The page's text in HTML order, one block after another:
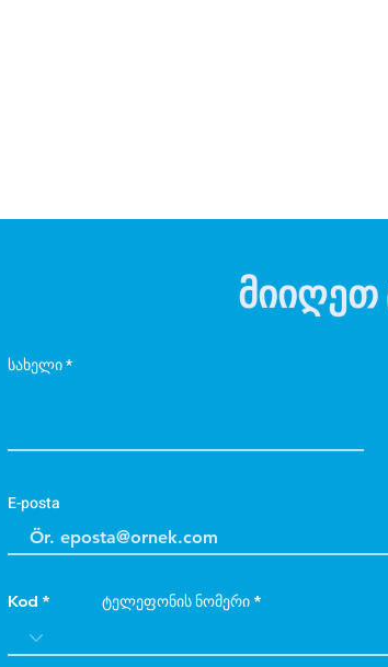
მიიღეთ
სახელი
E-posta
Kod ტელეფონის ნომერი